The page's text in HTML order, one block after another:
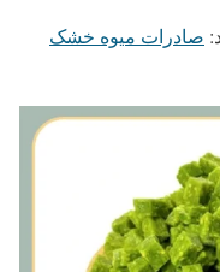
صادرات میوه خشک